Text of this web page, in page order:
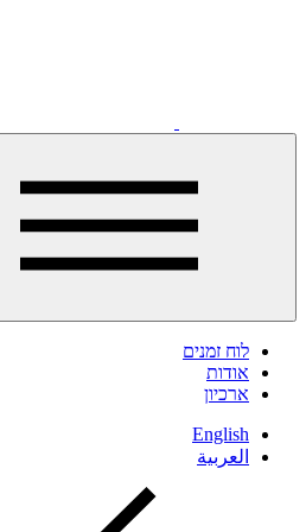
לחצו
לוח זמנים
אודות
ארכיון
English
العربية